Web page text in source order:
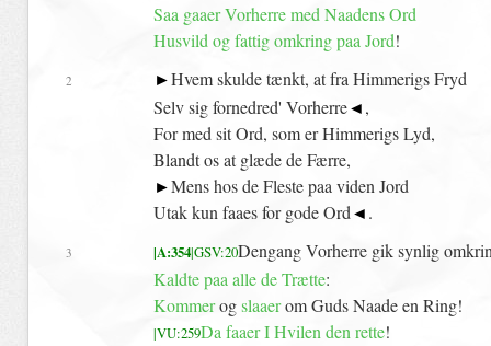
Saa gaaer Vorherre med Naadens Ord
Husvild og fattig omkring paa Jord!
2 ►Hvem skulde tænkt, at fra Himmerigs Fryd
Selv sig fornedred' Vorherre◄,
For med sit Ord, som er Himmerigs Lyd,
Blandt os at glæde de Færre,
►Mens hos de Fleste paa viden Jord
Utak kun faaes for gode Ord◄.
3 |A:354|GSV:20Dengang Vorherre gik synlig
Kaldte paa alle de Trætte:
Kommerogslaaerom Guds Naade en Ring!
|VU:259Da faaer I Hvilen den rette!